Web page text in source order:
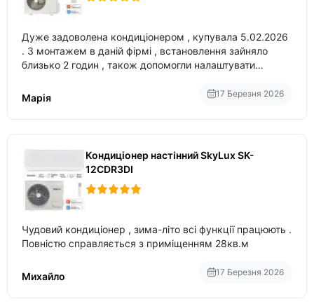
Дуже задоволена кондиціонером , купувала 5.02.2026
. З монтажем в даній фірмі , встановлення зайняло
близько 2 годин , також допомогли налаштувати
Марія
17 Березня 2026
Кондиціонер настінний SkyLux SK-
12CDR3DI
Чудовий кондиціонер , зима-літо всі функції працюють .
Повністю справляється з приміщенням 28кв.м
Михайло 17 Березня 2026